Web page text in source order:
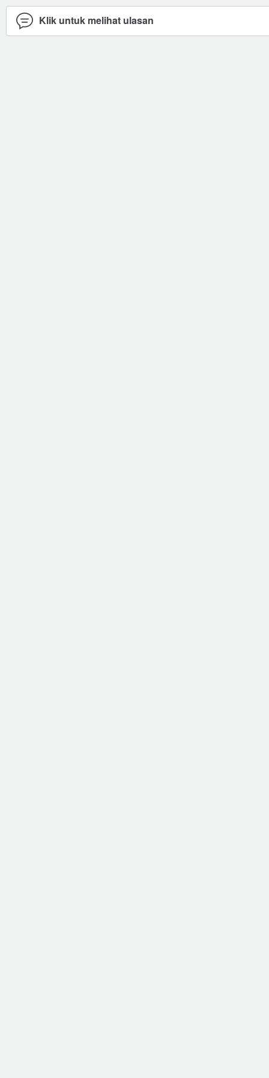
Klik untuk melihat ulasan